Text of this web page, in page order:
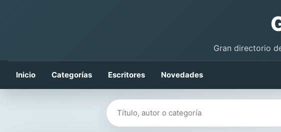
Gran directorio
Inicio Categorías Escritores Novedades
Buscar libros